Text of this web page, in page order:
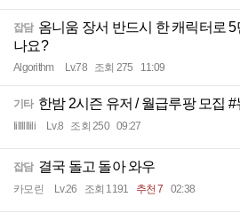
잡담 옴니움 장서 반드시 한 캐릭터로
나요?
Algorithm Lv.78 조회 275 11:09
기타 한밤 2시즌 유저 / 월급루팡 모집 #
Iillllllili Lv.8 조회 250 09:27
잡담 결국 돌고 돌아 와우
카모린 Lv.26 조회 1191 추천 7 02:38